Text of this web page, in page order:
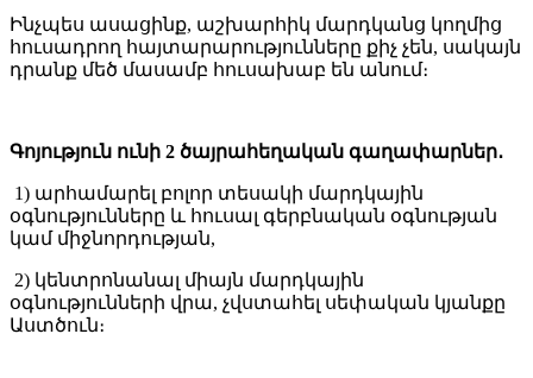
Ինչպես ասացինք, աշխարհիկ մարդկանց կողմից
հուսադրող հայտարարությունները քիչ չեն, սակայն
դրանք մեծ մասամբ հուսախաբ են անում։
Գոյություն ունի 2 ծայրահեղական գաղափարներ․
1) արհամարել բոլոր տեսակի մարդկային
օգնությունները և հուսալ գերբնական օգնության
կամ միջնորդության,
2) կենտրոնանալ միայն մարդկային
օգնությունների վրա, չվստահել սեփական կյանքը
Աստծուն։